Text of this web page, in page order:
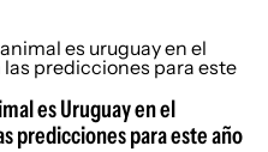
es Uruguay en el
predicciones para este año